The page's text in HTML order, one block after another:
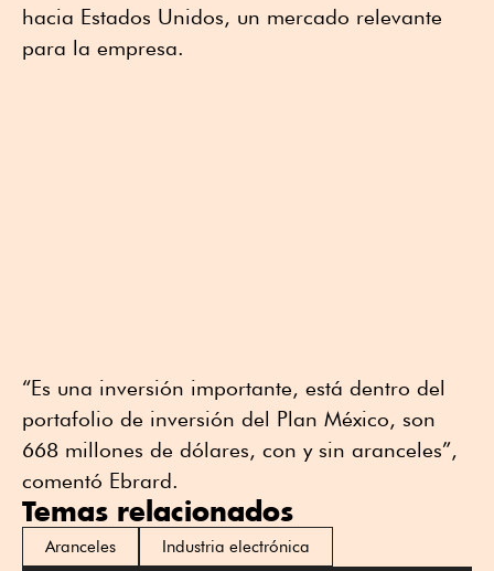
hacia Estados Unidos, un mercado relevante
para la empresa.
“Es una inversión importante, está dentro del
portafolio de inversión del Plan México, son
668 millones de dólares, con y sin aranceles”,
comentó Ebrard.
Temas relacionados
Aranceles Industria electrónica